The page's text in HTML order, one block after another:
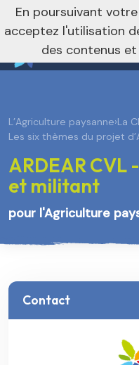
Je m’abonne à la
nivo_2026: 1
L’Agriculture paysanne›La
Les six thèmes du projet
ARDEAR CVL
et militant
pour l'Agriculture
Contact
En poursuivant
acceptez l'utilisation
des contenus